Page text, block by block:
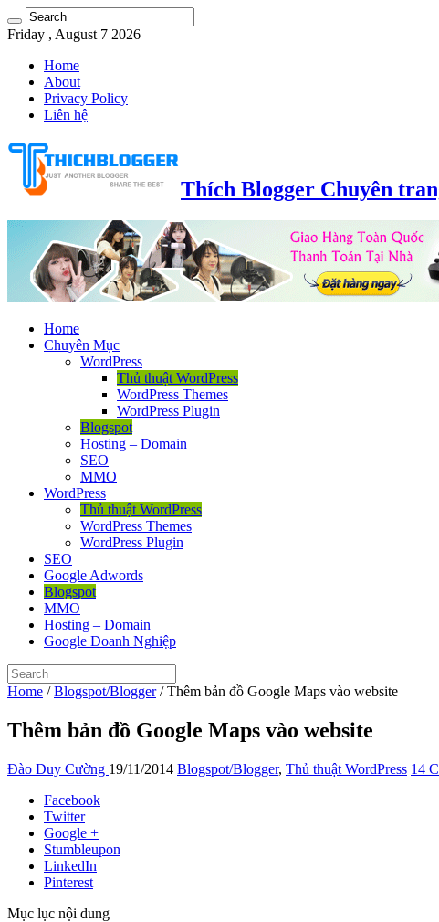
Friday , August 7 2026
Home
About
Privacy Policy
Liên hệ
Thích Blogger Chuyên
Home
Chuyên Mục
WordPress
Thủ thuật WordPress
WordPress Themes
WordPress Plugin
Blogspot
Hosting – Domain
SEO
MMO
WordPress
Thủ thuật WordPress
WordPress Themes
WordPress Plugin
SEO
Google Adwords
Blogspot
MMO
Hosting – Domain
Google Doanh Nghiệp
Home / Blogspot/Blogger / Thêm bản đồ Google Maps vào website
Thêm bản đồ Google Maps vào website
Đào Duy Cường 19/11/2014 Blogspot/Blogger, Thủ thuật WordPress 14
Facebook
Twitter
Google +
Stumbleupon
LinkedIn
Pinterest
Mục lục nội dung